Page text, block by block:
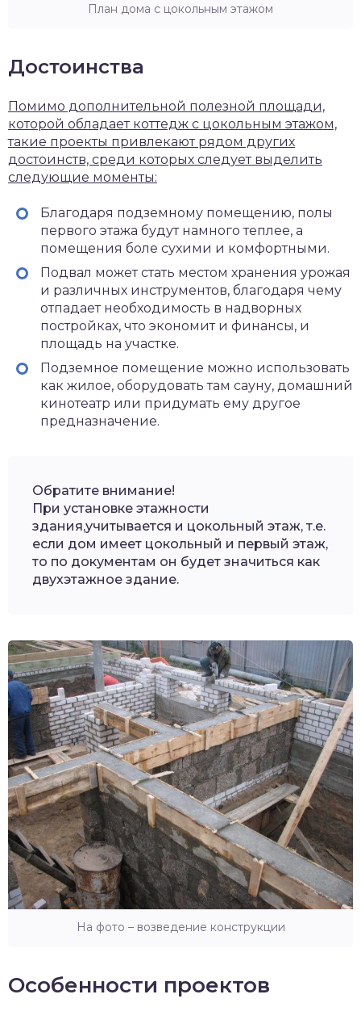
План дома с цокольным этажом
Достоинства
Помимо дополнительной полезной площади,
которой обладает коттедж с цокольным этажом,
такие проекты привлекают рядом других
достоинств, среди которых следует выделить
следующие моменты:
Благодаря подземному помещению, полы
первого этажа будут намного теплее, а
помещения боле сухими и комфортными.
Подвал может стать местом хранения урожая
и различных инструментов, благодаря чему
отпадает необходимость в надворных
постройках, что экономит и финансы, и
площадь на участке.
Подземное помещение можно использовать
как жилое, оборудовать там сауну, домашний
кинотеатр или придумать ему другое
предназначение.
Обратите внимание!
При установке этажности
здания,учитывается и цокольный этаж, т.е.
если дом имеет цокольный и первый этаж,
то по документам он будет значиться как
двухэтажное здание.
На фото – возведение конструкции
Особенности проектов